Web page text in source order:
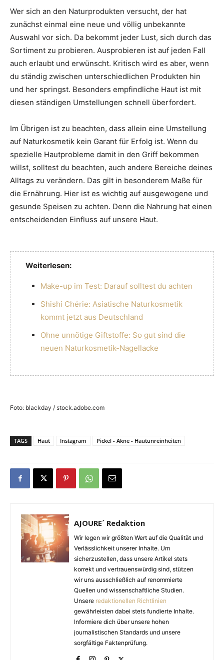
Wer sich an den Naturprodukten versucht, der hat
zunächst einmal eine neue und völlig unbekannte
Auswahl vor sich. Da bekommt jeder Lust, sich durch das
Sortiment zu probieren. Ausprobieren ist auf jeden Fall
auch erlaubt und erwünscht. Kritisch wird es aber, wenn
du ständig zwischen unterschiedlichen Produkten hin
und her springst. Besonders empfindliche Haut ist mit
diesen ständigen Umstellungen schnell überfordert.
Im Übrigen ist zu beachten, dass allein eine Umstellung
auf Naturkosmetik kein Garant für Erfolg ist. Wenn du
spezielle Hautprobleme damit in den Griff bekommen
willst, solltest du beachten, auch andere Bereiche deines
Alltags zu verändern. Das gilt in besonderem Maße für
die Ernährung. Hier ist es wichtig auf ausgewogene und
gesunde Speisen zu achten. Denn die Nahrung hat einen
entscheidenden Einfluss auf unsere Haut.
Weiterlesen:
Make-up im Test: Darauf solltest du achten
Shishi Chérie: Asiatische Naturkosmetik
kommt jetzt aus Deutschland
Ohne unnötige Giftstoffe: So gut sind die
neuen Naturkosmetik-Nagellacke
Foto: blackday / stock.adobe.com
TAGS Haut Instagram Pickel - Akne - Hautunreinheiten
AJOURE´ Redaktion
Wir legen wir größten Wert auf die Qualität und
Verlässlichkeit unserer Inhalte. Um
sicherzustellen, dass unsere Artikel stets
korrekt und vertrauenswürdig sind, stützen
wir uns ausschließlich auf renommierte
Quellen und wissenschaftliche Studien.
Unsere redaktionellen Richtlinien
gewährleisten dabei stets fundierte Inhalte.
Informiere dich über unsere hohen
journalistischen Standards und unsere
sorgfältige Faktenprüfung.